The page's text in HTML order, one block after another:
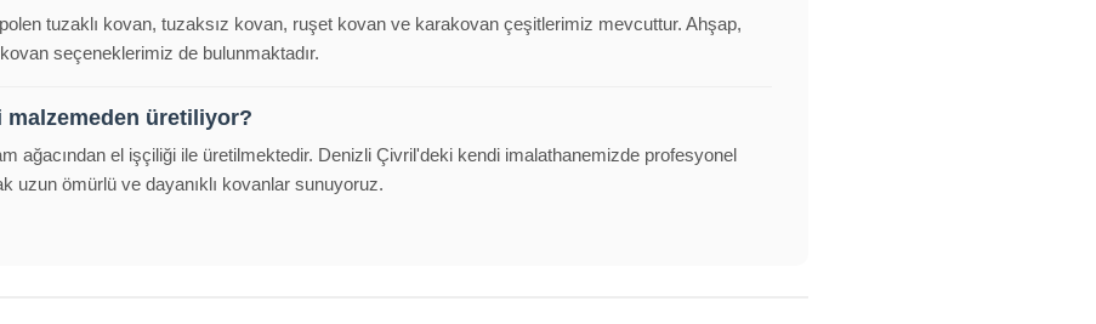
tuzaklı kovan, tuzaksız kovan, ruşet kovan ve karakovan çeşitlerimiz mevcuttur. Ahşap,
seçeneklerimiz de bulunmaktadır.
malzemeden üretiliyor?
ağacından el işçiliği ile üretilmektedir. Denizli Çivril'deki kendi imalathanemizde profesyonel
uzun ömürlü ve dayanıklı kovanlar sunuyoruz.